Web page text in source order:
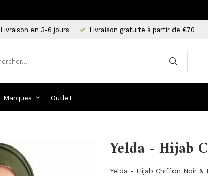
Livraison en 3-6 jours Livraison gratuite à partir de €70
Marques Outlet
Yelda - Hijab
Yelda - Hijab Chiffon Noir &